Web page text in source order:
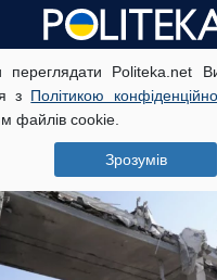
переглядати Politeka.net
з Політикою
файлів cookie.
Зрозумів
університет
кадри
у Харкові